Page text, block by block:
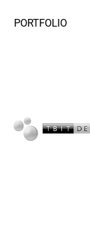
PORTFOLIO